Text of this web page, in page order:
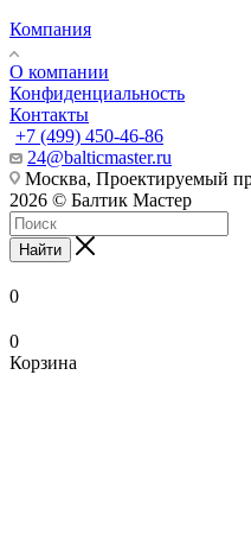
Компания
О компании
Конфиденциальность
Контакты
+7 (499) 450-46-86
24@balticmaster.ru
Москва, Проектируемый
2026 © Балтик Мастер
Найти
0
0
Корзина